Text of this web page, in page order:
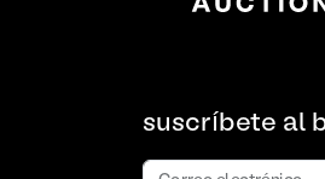
suscríbete al